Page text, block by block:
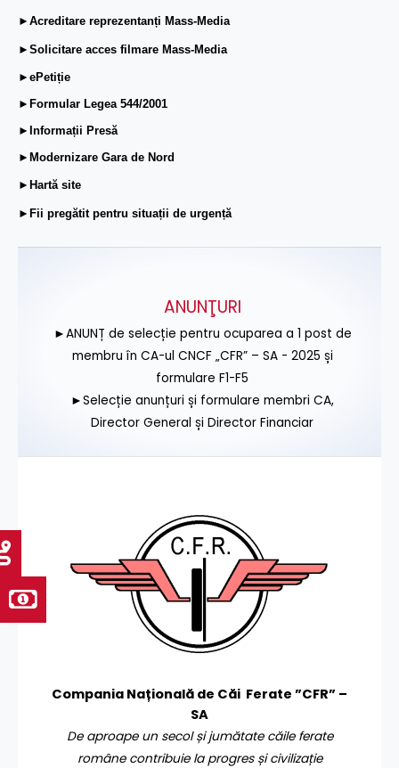
►Acreditare reprezentanți Mass-Media
►Solicitare acces filmare Mass-Media
►ePetiție
►Formular Legea 544/2001
►Informații Presă
►Modernizare Gara de Nord
►Hartă site
►Fii pregătit pentru situații de urgență
ANUNŢURI
►ANUNȚ de selecție pentru ocuparea a 1 post de
membru în CA-ul CNCF „CFR” – SA - 2025 și
formulare F1-F5
►Selecție anunțuri și formulare membri CA,
Director General și Director Financiar
Compania Națională de Căi Ferate ”CFR” –
SA
De aproape un secol și jumătate căile ferate
române contribuie la progres și civilizație